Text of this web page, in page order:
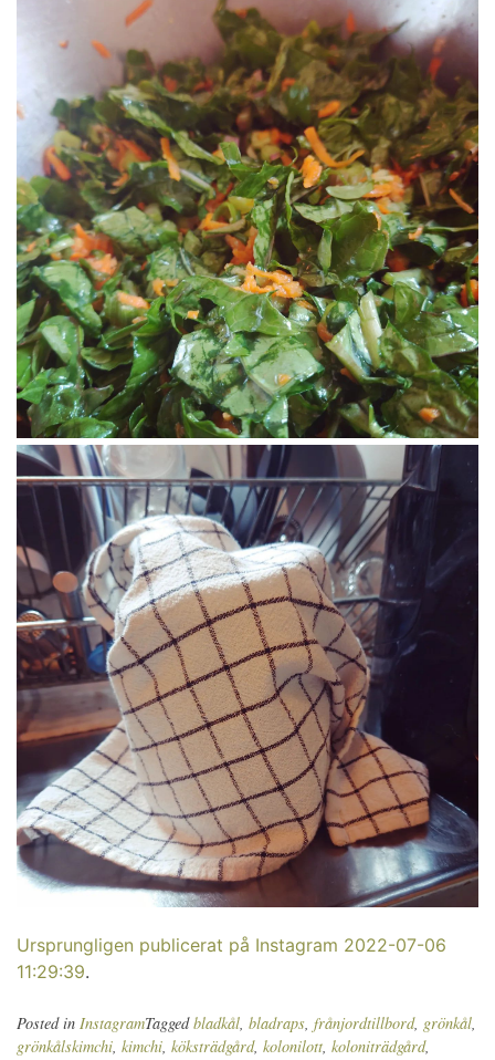
Ursprungligen publicerat på Instagram 2022-07-06
11:29:39.
Posted in InstagramTaggedbladkål, bladraps, frånjordtillbord, grönkål,
grönkålskimchi, kimchi, köksträdgård, kolonilott, koloniträdgård,